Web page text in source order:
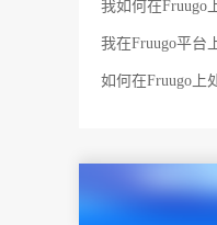
我如何在Fruugo
我在Fruugo平台
如何在Fruugo上